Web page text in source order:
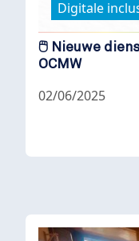
Digitale
🖱️ Nieuwe
OCMW
02/06/2025